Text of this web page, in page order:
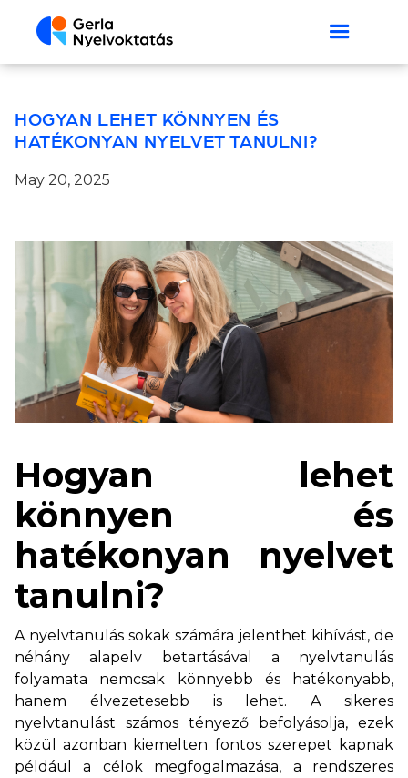
HOGYAN LEHET KÖNNYEN ÉS
HATÉKONYAN NYELVET TANULNI?
May 20, 2025
Hogyan lehet
könnyen és
hatékonyan nyelvet
tanulni?
A nyelvtanulás sokak számára jelenthet kihívást, de
néhány alapelv betartásával a nyelvtanulás
folyamata nemcsak könnyebb és hatékonyabb,
hanem élvezetesebb is lehet. A sikeres
nyelvtanulást számos tényező befolyásolja, ezek
közül azonban kiemelten fontos szerepet kapnak
például a célok megfogalmazása, a rendszeres